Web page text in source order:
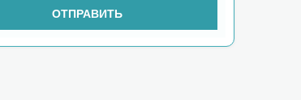
ОТПРАВИТЬ